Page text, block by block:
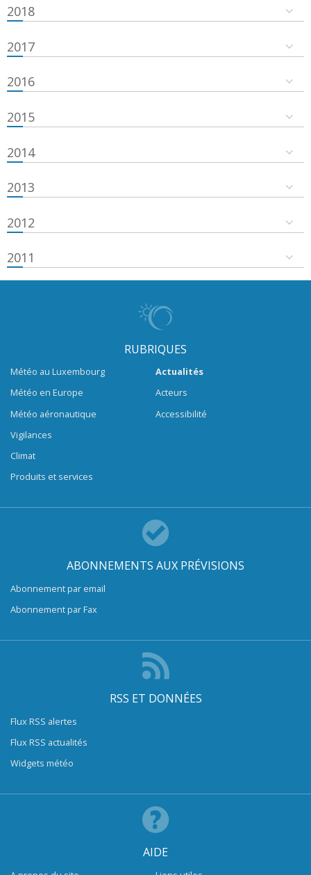
2018
2017
2016
2015
2014
2013
2012
2011
RUBRIQUES
Météo au Luxembourg
Météo en Europe
Météo aéronautique
Vigilances
Climat
Produits et services
Actualités
Acteurs
Accessibilité
ABONNEMENTS AUX PRÉVISIONS
Abonnement par email
Abonnement par Fax
RSS ET DONNÉES
Flux RSS alertes
Flux RSS actualités
Widgets météo
AIDE